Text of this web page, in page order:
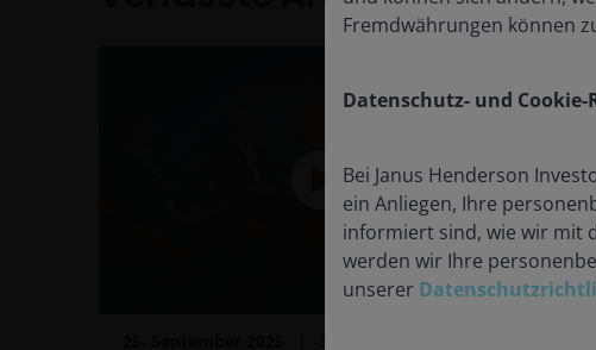
Fremdwährungen können
Datenschutz- und
Bei Janus Henderson
ein Anliegen, Ihre
informiert sind, wie wir mit
werden wir Ihre
unserer